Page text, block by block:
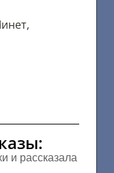
,
и рассказала